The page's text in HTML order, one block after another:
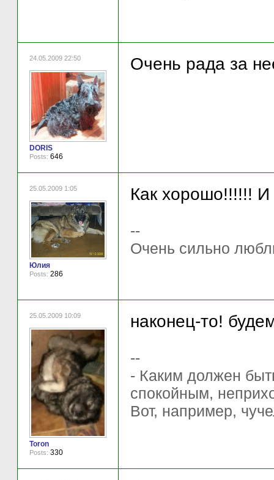
24.05.2009 22:50
DORIS
Posts: 646
Очень рада за
25.05.2009 1:05
Юлия
Posts: 286
Как хорошо!!!!!!
--
Очень сильно
25.05.2009 10:09
Toron
Posts: 330
наконец-то!
--
- Каким должен
спокойным,
Вот, например,